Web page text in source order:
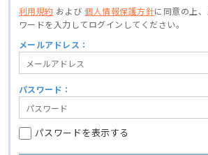
利用規約 および個人情報保護方針に同意の上、
ワードを入力してログインしてください。
メールアドレス：
パスワード：
パスワードを表示する